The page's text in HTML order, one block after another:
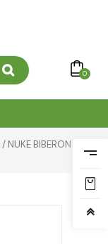
0
/ NUKE BIBERON